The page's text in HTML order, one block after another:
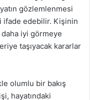
gözlemlenmesi
ifade edebilir. Kişinin
iyi görmeye
taşıyacak kararlar
olumlu bir bakış
hayatındaki